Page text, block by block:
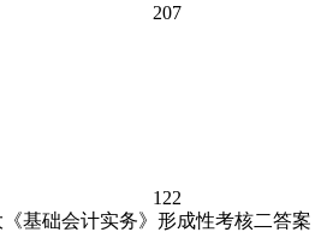
207
122